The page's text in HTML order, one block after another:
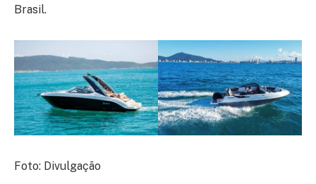
Brasil.
Foto: Divulgação